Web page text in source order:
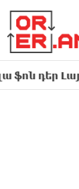
Լայեն